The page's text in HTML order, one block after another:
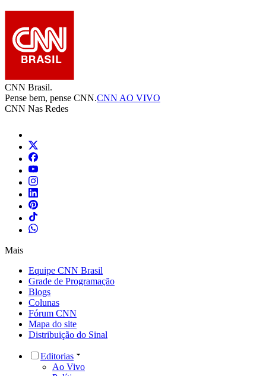
CNN Brasil.
Pense bem, pense CNN.CNN AO VIVO
CNN Nas Redes
Mais
Equipe CNN Brasil
Grade de Programação
Blogs
Colunas
Fórum CNN
Mapa do site
Distribuição do Sinal
Editorias
Ao Vivo